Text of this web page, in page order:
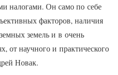
налогами. Он само по себе
факторов, наличия
земель и в очень
от научного и практического
Новак.